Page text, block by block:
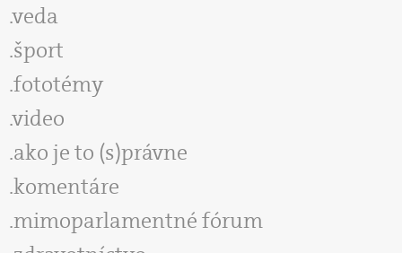
veda
šport
fototémy
video
ako je to (s)právne
komentáre
mimoparlamentné fórum